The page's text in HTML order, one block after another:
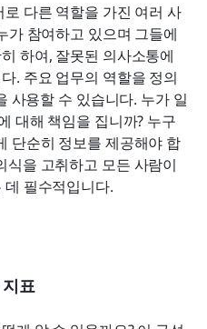
다른 역할을 가진 여러 사
가 참여하고 있으며 그들에
하여, 잘못된 의사소통에
. 주요 업무의 역할을 정의
사용할 수 있습니다. 누가 일
대해 책임을 집니까? 누구
단순히 정보를 제공해야 합
식을 고취하고 모든 사람이
필수적입니다.
표